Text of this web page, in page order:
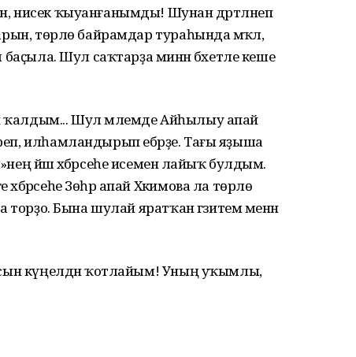
нисек ҡыуанғанымды! Шунан дәртләнеп
төрлө байрамдар тураһында мәҡәлә,
баҫыла. Шул саҡтарҙа минән бәхетле кеше
ҡалдым... Шул мәлемде Айһылыу апай
илһамландырып ебәрҙе. Тағы яҙыша
йәш хәбәрсеһе исеменә лайыҡ булдым.
Зөһрә апай Хәкимова ла төрлө
торҙо. Бына шулай яратҡан гәзитем менән
күңелдән ҡотлайым! Уның уҡымлы,